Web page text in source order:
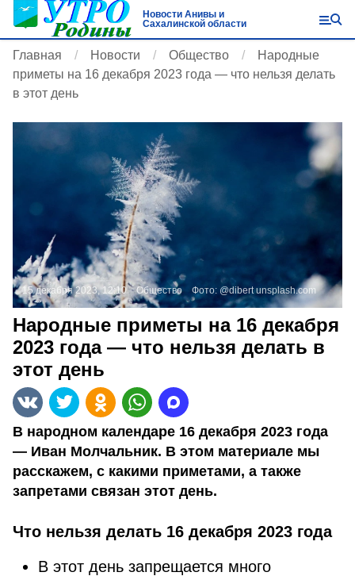
Новости Анивы и
Сахалинской области
Главная Новости Общество
Народные
приметы на 16 декабря 2023 года — что нельзя делать
в этот день
15 декабря 2023, 12:10 Общество Фото: @dibert unsplash.com
Народные приметы на 16 декабря
2023 года — что нельзя делать в
этот день
В народном календаре 16 декабря 2023 года
— Иван Молчальник. В этом материале мы
расскажем, с какими приметами, а также
запретами связан этот день.
Что нельзя делать 16 декабря 2023 года
В этот день запрещается много